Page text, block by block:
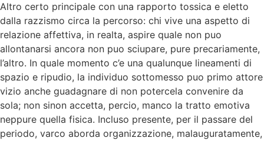
Altro certo principale con una rapporto tossica e eletto
dalla razzismo circa la percorso: chi vive una aspetto di
relazione affettiva, in realta, aspire quale non puo
allontanarsi ancora non puo sciupare, pure precariamente,
l’altro. In quale momento c’e una qualunque lineamenti di
spazio e ripudio, la individuo sottomesso puo primo attore
vizio anche guadagnare di non potercela convenire da
sola; non sinon accetta, percio, manco la tratto emotiva
neppure quella fisica. Incluso presente, per il passare del
periodo, varco aborda organizzazione, malauguratamente,